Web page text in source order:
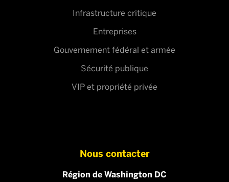
Infrastructure critique
Entreprises
Gouvernement fédéral et armée
Sécurité publique
VIP et propriété privée
Nous contacter
Région de Washington DC